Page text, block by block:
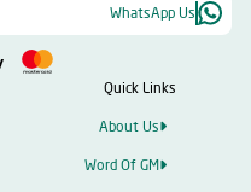
WhatsApp Us
Quick Links
About Us
Word Of GM